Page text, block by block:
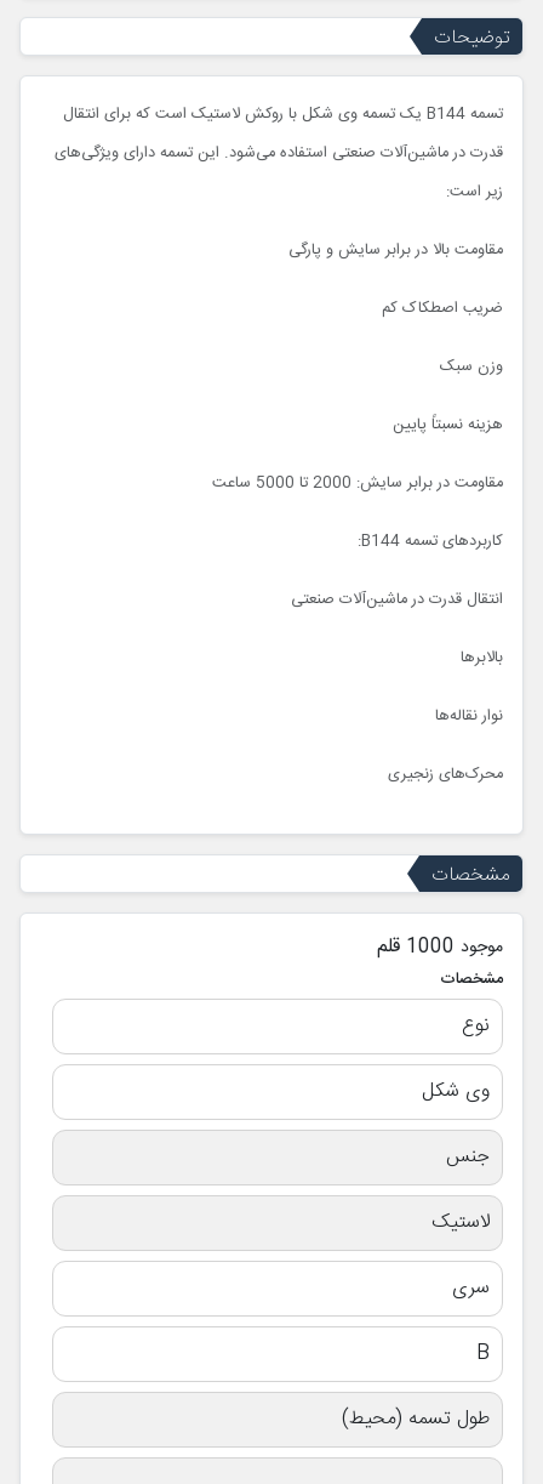
توضیحات
تسمه B144 یک تسمه وی شکل با روکش لاستیک است که برای انتقال
قدرت در ماشین‌آلات صنعتی استفاده می‌شود. این تسمه دارای ویژگی‌های
زیر است:
مقاومت بالا در برابر سایش و پارگی
ضریب اصطکاک کم
وزن سبک
هزینه نسبتاً پایین
مقاومت در برابر سایش: 2000 تا 5000 ساعت
کاربردهای تسمه B144:
انتقال قدرت در ماشین‌آلات صنعتی
بالابرها
نوار نقاله‌ها
محرک‌های زنجیری
مشخصات
موجود 1000 قلم
مشخصات
نوع
وی شکل
جنس
لاستیک
سری
B
طول تسمه (محیط)